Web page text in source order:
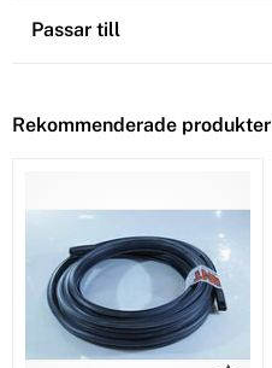
Passar till
Rekommenderade produkter